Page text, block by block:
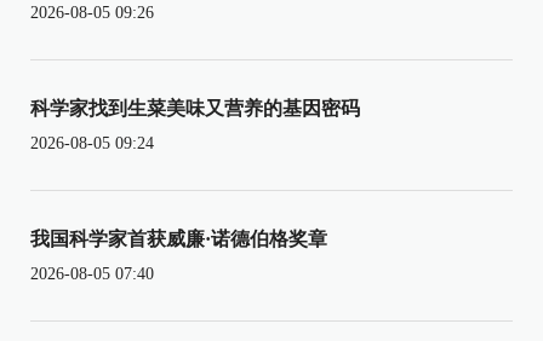
2026-08-05 09:26
科学家找到生菜美味又营养的基因密码
2026-08-05 09:24
我国科学家首获威廉·诺德伯格奖章
2026-08-05 07:40